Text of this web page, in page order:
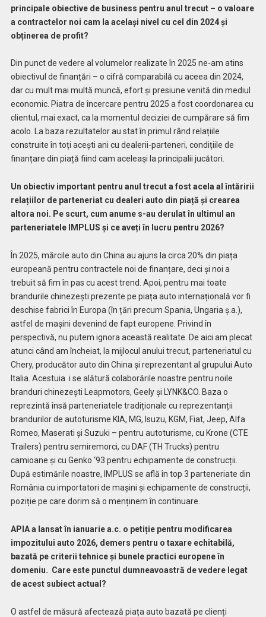
principale obiective de business pentru anul trecut – o valoare
a contractelor noi cam la același nivel cu cel din 2024 și
obținerea de profit?
Din punct de vedere al volumelor realizate în 2025 ne-am atins
obiectivul de finanțări – o cifră comparabilă cu aceea din 2024,
dar cu mult mai multă muncă, efort și presiune venită din mediul
economic. Piatra de încercare pentru 2025 a fost coordonarea cu
clientul, mai exact, ca la momentul deciziei de cumpărare să fim
acolo. La baza rezultatelor au stat în primul rând relațiile
construite în toți acești ani cu dealerii-parteneri, condițiile de
finanțare din piață fiind cam aceleași la principalii jucători.
Un obiectiv important pentru anul trecut a fost acela al întăririi
relațiilor de parteneriat cu dealeri auto din piață și crearea
altora noi. Pe scurt, cum anume s-au derulat în ultimul an
parteneriatele IMPLUS și ce aveți în lucru pentru 2026?
În 2025, mărcile auto din China au ajuns la circa 20% din piața
europeană pentru contractele noi de finanțare, deci și noi a
trebuit să fim în pas cu acest trend. Apoi, pentru mai toate
brandurile chinezești prezente pe piața auto internațională vor fi
deschise fabrici în Europa (în țări precum Spania, Ungaria ș.a.),
astfel de mașini devenind de fapt europene. Privind în
perspectivă, nu putem ignora această realitate. De aici am plecat
atunci când am încheiat, la mijlocul anului trecut, parteneriatul cu
Chery, producător auto din China și reprezentant al grupului Auto
Italia. Acestuia i se alătură colaborările noastre pentru noile
branduri chinezești Leapmotors, Geely și LYNK&CO. Baza o
reprezintă însă parteneriatele tradiționale cu reprezentanții
brandurilor de autoturisme KIA, MG, Isuzu, KGM, Fiat, Jeep, Alfa
Romeo, Maserati și Suzuki – pentru autoturisme, cu Krone (CTE
Trailers) pentru semiremorci, cu DAF (TH Trucks) pentru
camioane și cu Genko ‘93 pentru echipamente de construcții.
După estimările noastre, IMPLUS se află în top 3 parteneriate din
România cu importatori de mașini și echipamente de construcții,
poziție pe care dorim să o menținem în continuare.
APIA a lansat în ianuarie a.c. o petiție pentru modificarea
impozitului auto 2026, demers pentru o taxare echitabilă,
bazată pe criterii tehnice și bunele practici europene în
domeniu. Care este punctul dumneavoastră de vedere legat
de acest subiect actual?
O astfel de măsură afectează piața auto bazată pe clienți